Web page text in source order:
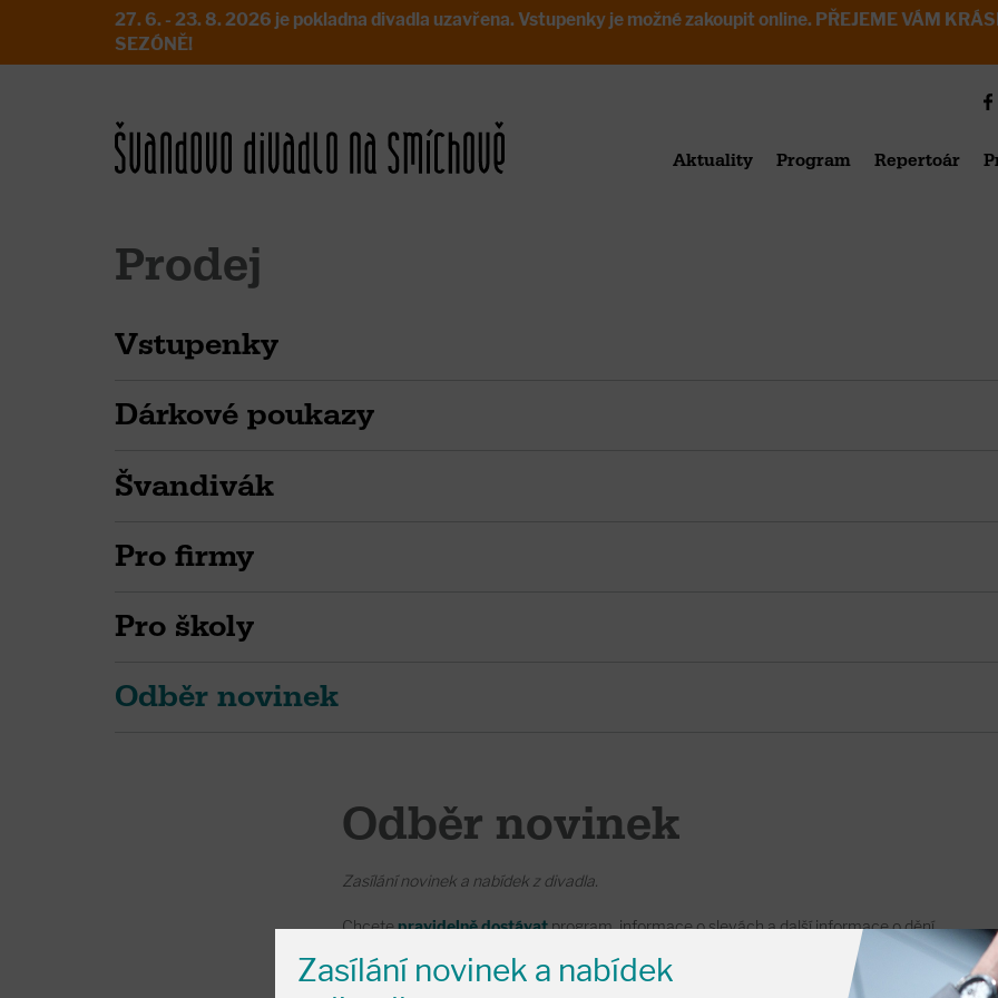
27. 6. - 23. 8. 2026 je pokladna divadla uzavřena. Vstupenky je možné zakoupit online. PŘEJEME VÁM
SEZÓNĚ!
Aktuality Program Repertoár
Prodej
Vstupenky
Dárkové poukazy
Švandivák
Pro firmy
Pro školy
Odběr novinek
Odběr novinek
Zasílání novinek a nabídek z divadla.
Chcetepravidelně dostávatprogram, informace o slevách a další informace o dění
Zasílání novinek a nabídek